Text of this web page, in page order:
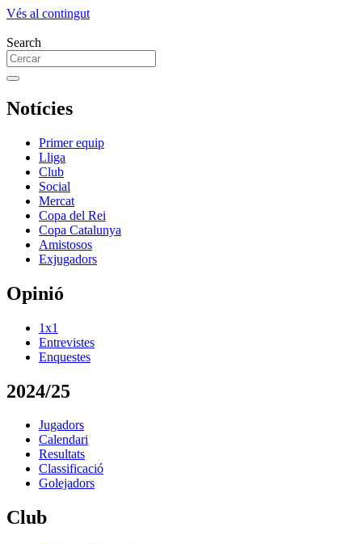
Vés al contingut
Search
Notícies
Primer equip
Lliga
Club
Social
Mercat
Copa del Rei
Copa Catalunya
Amistosos
Exjugadors
Opinió
1x1
Entrevistes
Enquestes
2024/25
Jugadors
Calendari
Resultats
Classificació
Golejadors
Club